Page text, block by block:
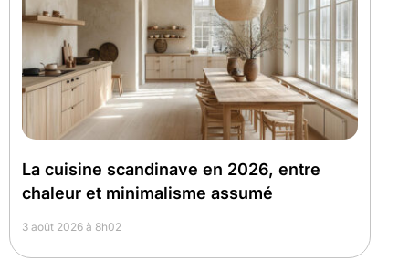
La cuisine scandinave en 2026, entre
chaleur et minimalisme assumé
3 août 2026 à 8h02